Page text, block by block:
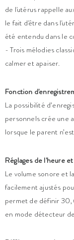
de l'utérus rappelle
le fait d'être dans
été entendu dans le
- Trois mélodies
calmer et apaiser.
Fonction
La possibilité
personnels crée une
lorsque le parent
Réglages de l'heure
Le volume sonore et
facilement ajustés
permet de définir 30,
en mode détecteur